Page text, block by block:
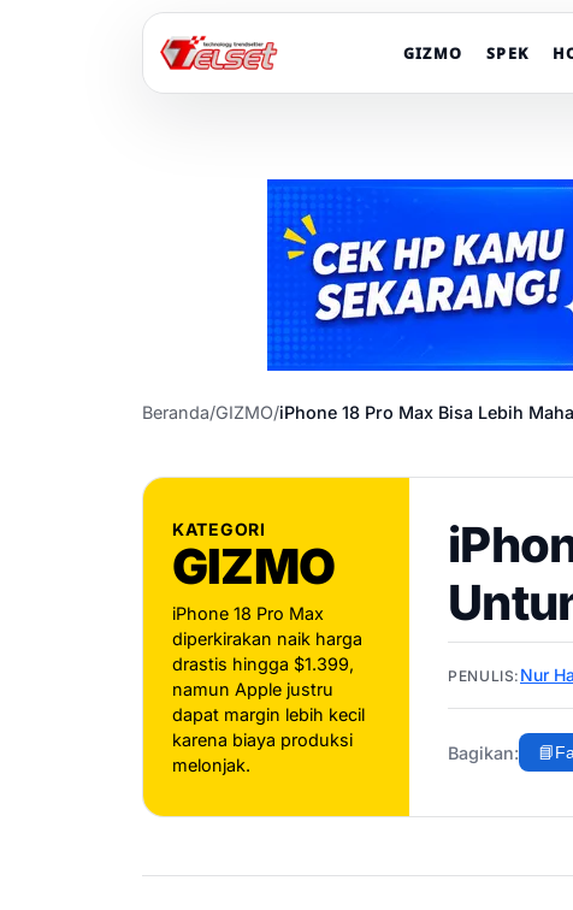
GIZMO SPEK
Beranda/GIZMO/iPhone 18 Pro Max Bisa Lebih
KATEGORI
GIZMO
iPhone 18 Pro Max
diperkirakan naik harga
drastis hingga $1.399,
namun Apple justru
dapat margin lebih kecil
karena biaya produksi
melonjak.
PENULIS: Nur
Bagikan: 📘